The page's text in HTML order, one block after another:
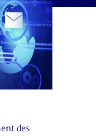
des